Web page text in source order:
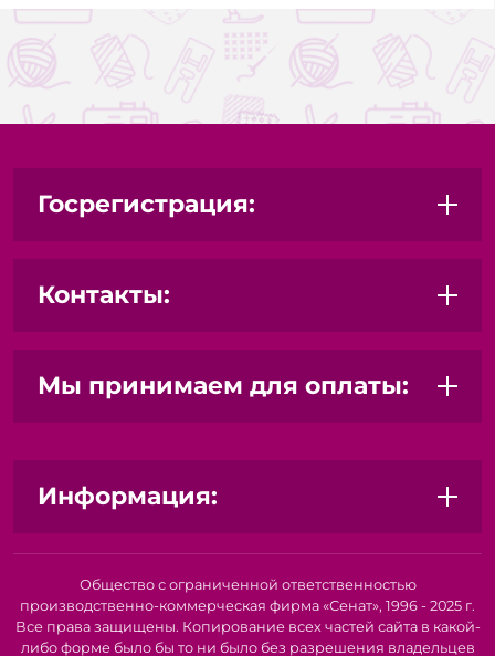
Госрегистрация:
Контакты:
Мы принимаем для оплаты:
Информация:
Общество с ограниченной ответственностью
производственно-коммерческая фирма «Сенат», 1996 - 2025 г.
Все права защищены. Копирование всех частей сайта в какой-
либо форме было бы то ни было без разрешения владельцев